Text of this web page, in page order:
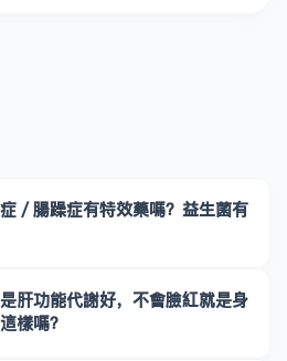
／腸躁症有特效藥嗎？益生菌有
肝功能代謝好，不會臉紅就是身
樣嗎？